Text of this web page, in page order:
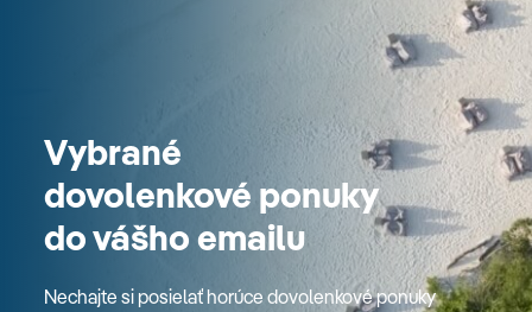
Vybrané
dovolenkové ponuky
do vášho emailu
Nechajte si posielať horúce dovolenkové ponuky